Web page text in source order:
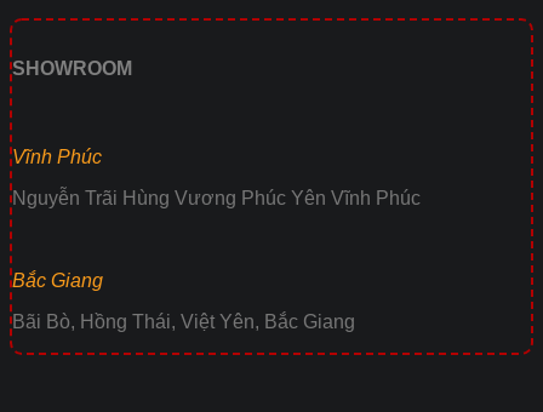
SHOWROOM
Vĩnh Phúc
Nguyễn Trãi Hùng Vương Phúc Yên Vĩnh Phúc
Bắc Giang
Bãi Bò, Hồng Thái, Việt Yên, Bắc Giang